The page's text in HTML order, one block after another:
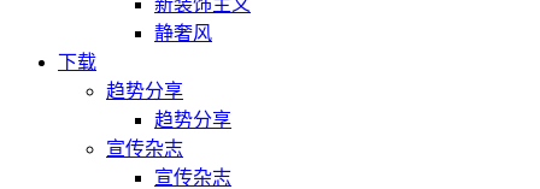
新装饰主义
静奢风
下载
趋势分享
趋势分享
宣传杂志
宣传杂志